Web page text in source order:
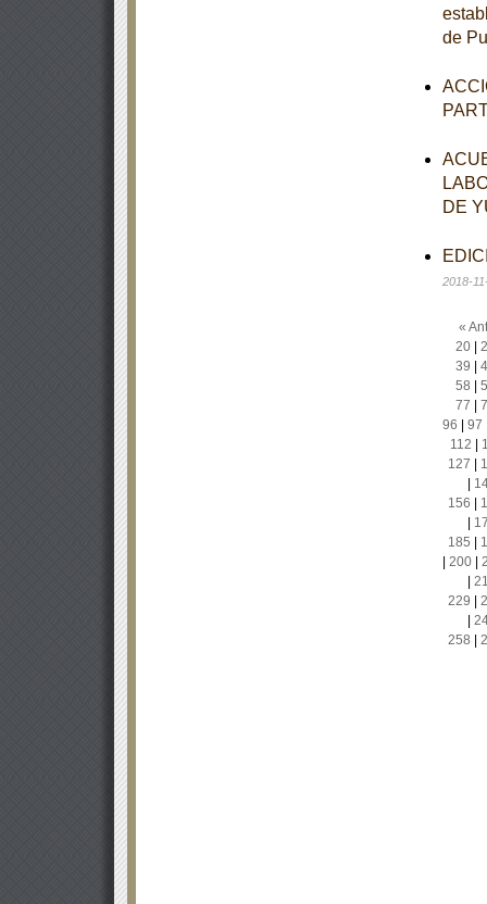
de
DE
2018-
«
20|
39
58
77
96
97
112
127
156
185
200|
229
258